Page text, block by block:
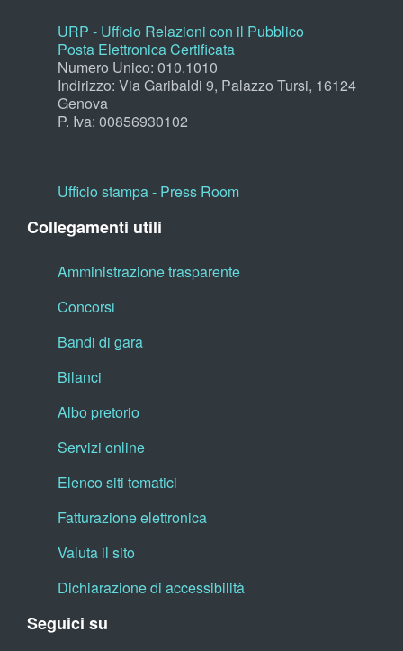
URP - Ufficio Relazioni con il Pubblico
Posta Elettronica Certificata
Numero Unico: 010.1010
Indirizzo: Via Garibaldi 9, Palazzo Tursi, 16124
Genova
P. Iva: 00856930102
Ufficio stampa - Press Room
Collegamenti utili
Amministrazione trasparente
Concorsi
Bandi di gara
Bilanci
Albo pretorio
Servizi online
Elenco siti tematici
Fatturazione elettronica
Valuta il sito
Dichiarazione di accessibilità
Seguici su